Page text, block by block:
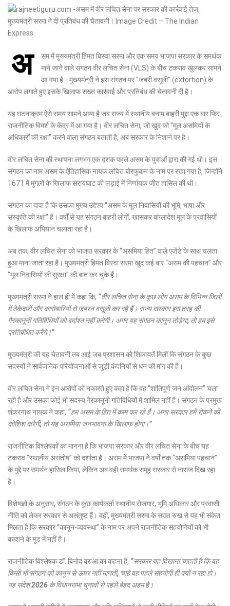
अ
सम में मुख्यमंत्री हिमंत बिस्वा सरमा और एक समय भाजपा सरकार के समर्थक
माने जाने वाले संगठन वीर लचित सेना (VLS) के बीच टकराव खुलकर सामने
आ गया है। मुख्यमंत्री ने इस संगठन पर “जबरी वसूली” (extortion) के
आरोप लगाते हुए इसके खिलाफ सख्त कार्रवाई और प्रतिबंध की चेतावनी दी है।
यह घटनाक्रम ऐसे समय सामने आया है जब राज्य में स्थानीय बनाम बाहरी मुद्दा एक बार फिर
राजनीतिक विमर्श के केंद्र में आ गया है। वीर लचित सेना, जो खुद को “मूल असमियों के
अधिकारों की रक्षा” करने वाला संगठन बताती है, अब सरकार के निशाने पर है।
वीर लचित सेना की स्थापना लगभग एक दशक पहले असम के युवाओं द्वारा की गई थी। इस
संगठन का नाम असम के ऐतिहासिक नायक लचित बोरफुकन के नाम पर रखा गया है, जिन्होंने
1671 में मुगलों के खिलाफ सरायघाट की लड़ाई में निर्णायक जीत हासिल की थी।
संगठन का दावा है कि उसका मुख्य उद्देश्य “असम के मूल निवासियों की भूमि, भाषा और
संस्कृति की रक्षा” है। वर्षों से यह संगठन बाहरी लोगों, खासकर बांग्लादेश मूल के प्रवासियों
के खिलाफ अभियान चलाता रहा है।
अब तक, वीर लचित सेना को भाजपा सरकार के “असमिया हित” वाले एजेंडे के साथ चलता
हुआ माना जाता रहा है। मुख्यमंत्री हिमंत बिस्वा सरमा खुद कई बार “असम की पहचान” और
“मूल निवासियों की सुरक्षा” की बात कर चुके हैं।
मुख्यमंत्री सरमा ने हाल ही में कहा कि, “वीर लचित सेना के कुछ लोग असम के विभिन्न जिलों
में ठेकेदारों और कारोबारियों से जबरन वसूली कर रहे हैं। राज्य सरकार इस तरह की
गैरकानूनी गतिविधियों को बर्दाश्त नहीं करेगी। अगर यह संगठन कानून तोड़ेगा, तो हम इसे
प्रतिबंधित करेंगे।”
मुख्यमंत्री की यह चेतावनी तब आई जब प्रशासन को शिकायतें मिलीं कि संगठन के कुछ
सदस्यों ने सार्वजनिक परियोजनाओं से जुड़ी कंपनियों से धन की मांग की है।
वीर लचित सेना ने इन आरोपों को नकारते हुए कहा है कि वह “शांतिपूर्ण जन आंदोलन” चला
रही है और उसका कोई भी सदस्य गैरकानूनी गतिविधियों में शामिल नहीं है। संगठन के प्रमुख
शंकरनाथ नायक ने कहा, “हम असम के हित में काम कर रहे हैं। अगर सरकार हमें रोकने की
कोशिश करेगी, तो यह असमिया जनभावना के खिलाफ होगा।”
राजनीतिक विश्लेषकों का मानना है कि भाजपा सरकार और वीर लचित सेना के बीच यह
टकराव “स्थानीय असंतोष” को दर्शाता है। असम में भाजपा ने वर्षों तक “असमिया पहचान”
के मुद्दे पर समर्थन हासिल किया, लेकिन अब वही समर्थक समूह सरकार से नाराज दिख रहा
है।
विशेषज्ञों के अनुसार, संगठन के कुछ कार्यकर्ता स्थानीय रोजगार, भूमि अधिकार और प्रवासी
नीति को लेकर सरकार से असंतुष्ट हैं। वहीं, मुख्यमंत्री सरमा के सख्त रुख से यह भी संकेत
मिलता है कि सरकार “कानून-व्यवस्था” के नाम पर अपने राजनीतिक सहयोगियों को भी
बख्शने के मूड में नहीं है।
राजनीतिक विश्लेषक डॉ. बिनोद बरुआ का कहना है, “सरकार यह दिखाना चाहती है कि वह
किसी भी संगठन को कानून से ऊपर नहीं मानती, चाहे वह पहले सहयोगी ही क्यों न रहा हो।
यह संदेश 2026 के विधानसभा चुनावों से पहले बेहद अहम है।